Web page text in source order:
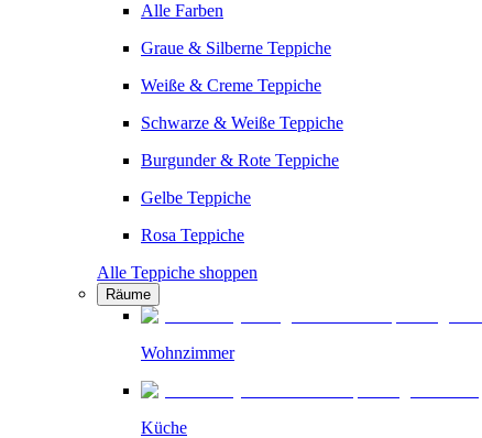
Alle Farben
Graue & Silberne Teppiche
Weiße & Creme Teppiche
Schwarze & Weiße Teppiche
Burgunder & Rote Teppiche
Gelbe Teppiche
Rosa Teppiche
Alle Teppiche shoppen
Räume
Wohnzimmer
Küche